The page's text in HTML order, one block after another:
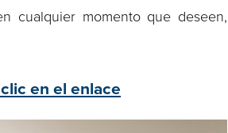
cualquier momento que deseen,
en el enlace